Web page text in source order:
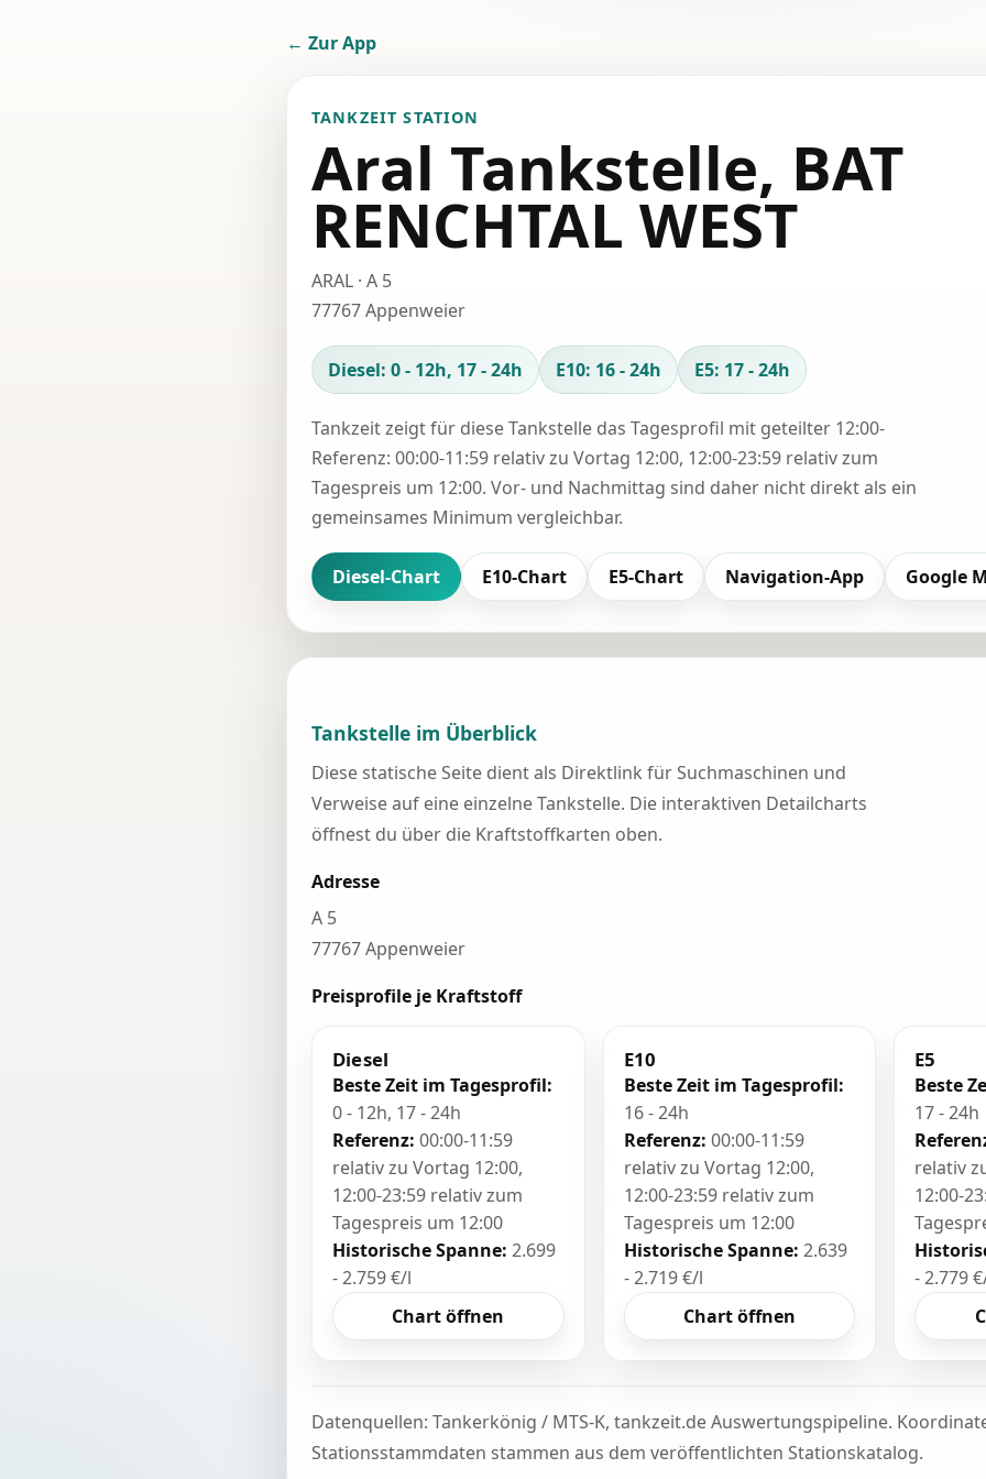
← Zur App
TANKZEIT STATION
Aral Tankstelle, BAT
RENCHTAL WEST
ARAL · A 5
77767 Appenweier
Diesel: 0 - 12h, 17 - 24h E10: 16 - 24h E5: 17 - 24h
Tankzeit zeigt für diese Tankstelle das Tagesprofil mit geteilter 12:00-
Referenz: 00:00-11:59 relativ zu Vortag 12:00, 12:00-23:59 relativ zum
Tagespreis um 12:00. Vor- und Nachmittag sind daher nicht direkt als ein
gemeinsames Minimum vergleichbar.
Diesel-Chart E10-Chart E5-Chart Navigation-App Google
Tankstelle im Überblick
Diese statische Seite dient als Direktlink für Suchmaschinen und
Verweise auf eine einzelne Tankstelle. Die interaktiven Detailcharts
öffnest du über die Kraftstoffkarten oben.
Adresse
A 5
77767 Appenweier
Preisprofile je Kraftstoff
Diesel
Beste Zeit im Tagesprofil:
0 - 12h, 17 - 24h
Referenz: 00:00-11:59
relativ zu Vortag 12:00,
12:00-23:59 relativ zum
Tagespreis um 12:00
Historische Spanne: 2.699
- 2.759 €/l
Chart öffnen
E10
Beste Zeit im Tagesprofil:
16 - 24h
Referenz: 00:00-11:59
relativ zu Vortag 12:00,
12:00-23:59 relativ zum
Tagespreis um 12:00
Historische Spanne: 2.639
- 2.719 €/l
Chart öffnen
E5
Beste
17 - 24h
relativ
12:00-
- 2.779
Datenquellen: Tankerkönig / MTS-K, tankzeit.de Auswertungspipeline.
Stationsstammdaten stammen aus dem veröffentlichten Stationskatalog.